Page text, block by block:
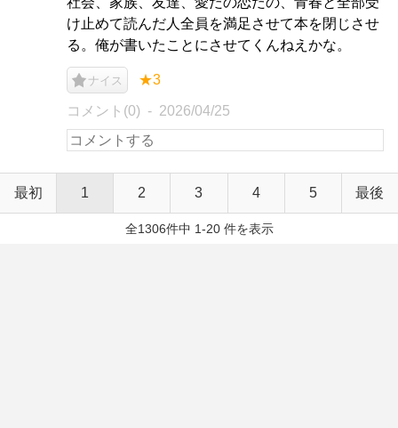
け止めて読んだ人全員を満足させて本を閉じさせ
る。俺が書いたことにさせてくんねえかな。
ナイス ★3
コメント(0) 2026/04/25
最初 1 2 3 4 5 最後
全1306件中 1-20 件を表示